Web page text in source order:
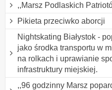
,,Marsz Podlaskich
Pikieta przeciwko aborcji
Nightskating Białystok -
jako środka transportu w
na rolkach i uprawianie
infrastruktury miejskiej.
,,96 godzinny Marsz